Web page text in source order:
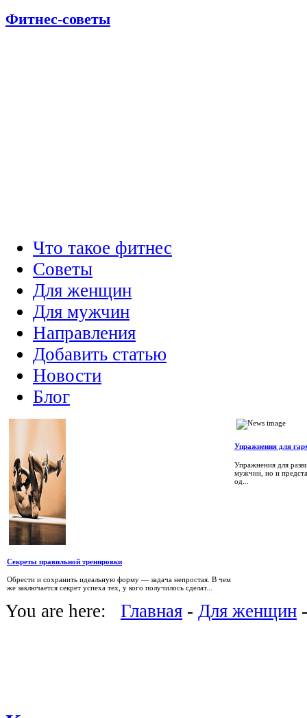
Фитнес-советы
Что такое фитнес
Советы
Для женщин
Для мужчин
Направления
Добавить статью
Новости
Блог
Секреты правильной тренировки
Обрести и сохранить идеальную форму — задача непростая. В чем
же заключается секрет успеха тех, у кого получилось сделат...
Упражнения для
Упражнения для
мужчин, но и
од...
You are here: Главная - Для женщин